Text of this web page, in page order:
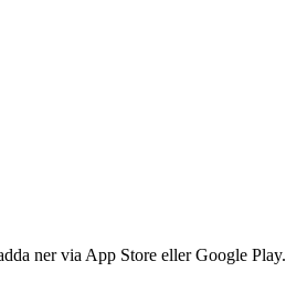
ner via App Store eller Google Play.